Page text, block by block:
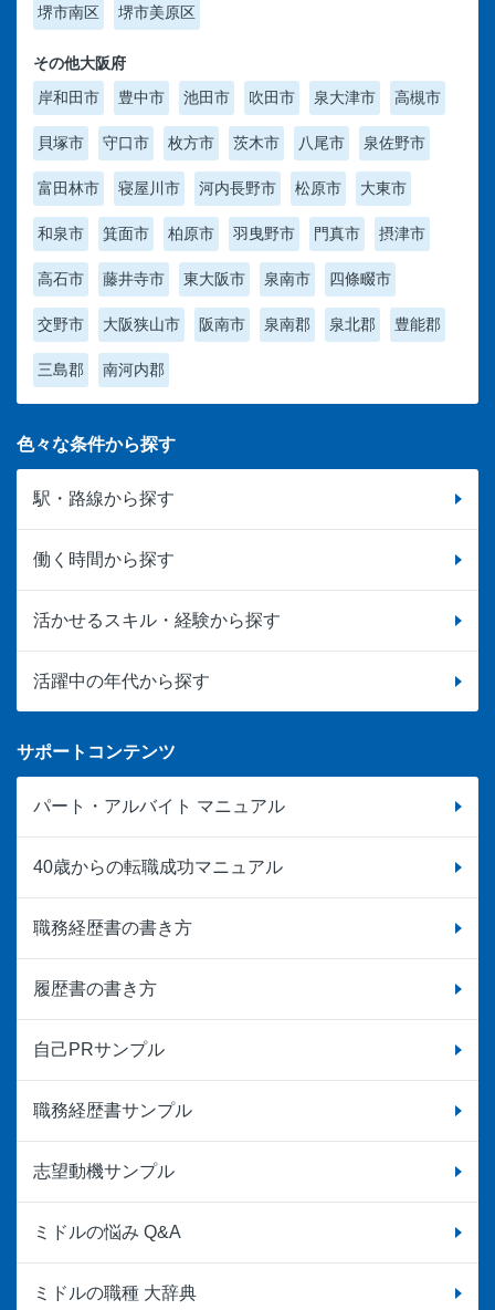
堺市南区 堺市美原区
その他大阪府
岸和田市
豊中市 池田市 吹田市 泉大津市 高槻市
貝塚市 守口市 枚方市 茨木市 八尾市 泉佐野市
富田林市 寝屋川市 河内長野市 松原市 大東市
和泉市 箕面市 柏原市 羽曳野市 門真市 摂津市
高石市 藤井寺市 東大阪市 泉南市 四條畷市
交野市 大阪狭山市 阪南市 泉南郡 泉北郡 豊能郡
三島郡 南河内郡
色々な条件から探す
駅・路線から探す
働く時間から探す
活かせるスキル・経験から探す
活躍中の年代から探す
サポートコンテンツ
パート・アルバイト マニュアル
40歳からの転職成功マニュアル
職務経歴書の書き方
履歴書の書き方
自己PRサンプル
職務経歴書サンプル
志望動機サンプル
ミドルの悩み Q&A
ミドルの職種 大辞典